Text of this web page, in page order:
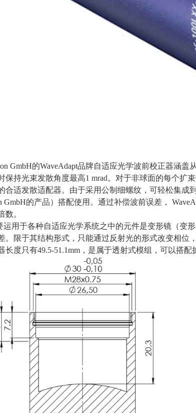
GmbH的WaveAdapt品牌自适应光学波前校正器涵盖从
保持光束发散角度最高1 mrad。对于非球面的每个扩
合适发散适配器。由于采用公制细螺纹，可轻松集成
GmbH的产品）搭配使用。通过补偿波前误差，
数。
运用于各种自适应光学系统之中的元件是变形镜（变
。限于其结构形式，只能通过反射光的形式改变相位
长度只有49.5-51.1mm，是属于透射式模组，可以搭